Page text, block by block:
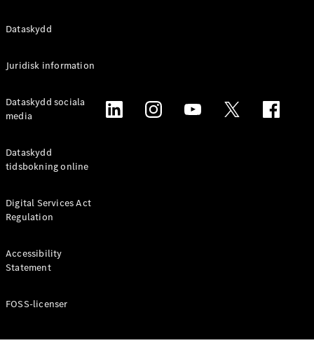
Familjebilar
van
Marco Polo
Marco Polo
Horizon
Konfigurator
Store
Dataskydd
Juridisk information
Dataskydd sociala
media
Dataskydd
tidsbokning online
Digital Services Act
Regulation
Accessibility
Statement
FOSS-licenser